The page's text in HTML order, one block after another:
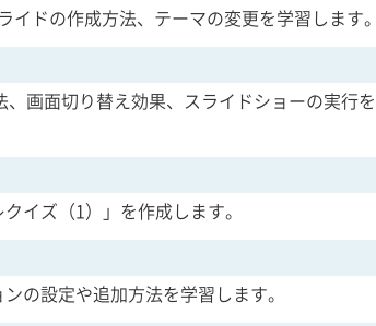
ドの作成方法、テーマの変更を学習します。
画面切り替え効果、スライドショーの実行
イズ（1）」を作成します。
の設定や追加方法を学習します。